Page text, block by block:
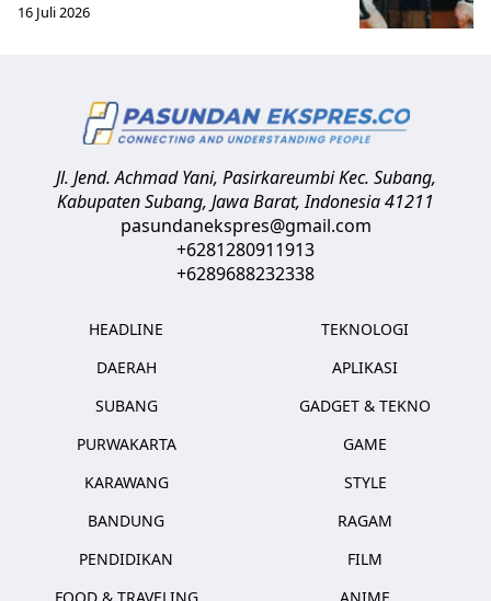
16 Juli 2026
Jl. Jend. Achmad Yani, Pasirkareumbi Kec. Subang,
Kabupaten Subang, Jawa Barat,Indonesia41211
pasundanekspres@gmail.com
+6281280911913
+6289688232338
HEADLINE
DAERAH
SUBANG
PURWAKARTA
KARAWANG
BANDUNG
PENDIDIKAN
TEKNOLOGI
APLIKASI
GADGET & TEKNO
GAME
STYLE
RAGAM
FILM